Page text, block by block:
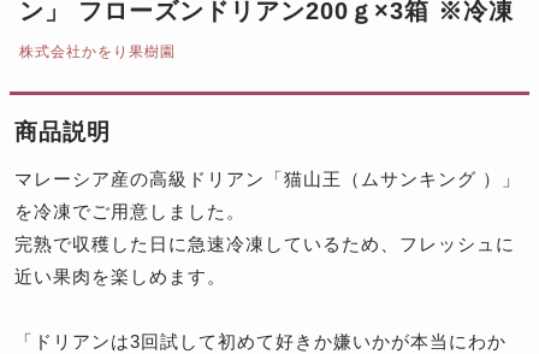
ン」 フローズンドリアン200ｇ×3箱 ※冷凍
株式会社かをり果樹園
商品説明
マレーシア産の高級ドリアン「猫山王（ムサンキング ）」
を冷凍でご用意しました。
完熟で収穫した日に急速冷凍しているため、フレッシュに
近い果肉を楽しめます。
「ドリアンは3回試して初めて好きか嫌いかが本当にわか